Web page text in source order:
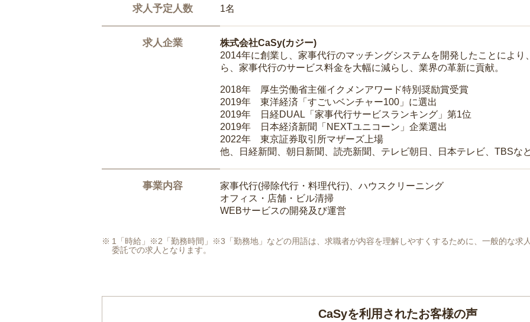
求人予定人数 1名
求人企業
株式会社CaSy(カジー)
2014年に創業し、家事代行のマッチングシステムを開発したことによ
ら、家事代行のサービス料金を大幅に減らし、業界の革新に貢献。
2018年 厚生労働省主催イクメンアワード特別奨励賞受賞
2019年 東洋経済「すごいベンチャー100」に選出
2019年 日経DUAL「家事代行サービスランキング」第1位
2019年 日本経済新聞「NEXTユニコーン」企業選出
2022年 東京証券取引所マザーズ上場
他、日経新聞、朝日新聞、読売新聞、テレビ朝日、日本テレビ、TBSな
事業内容
家事代行(掃除代行・料理代行)、ハウスクリーニング
オフィス・店舗・ビル清掃
WEBサービスの開発及び運営
1「時給」※2「勤務時間」※3「勤務地」などの用語は、求職者が内容を理解しやすくするために、一般的な求
委託での求人となります。
CaSyを利用されたお客様の声